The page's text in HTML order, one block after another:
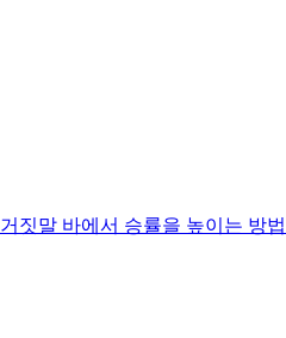
거짓말 바에서 승률을 높이는 방법